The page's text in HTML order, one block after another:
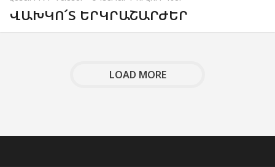
ՎԱԽԿՈ՜Տ ԵՐԿՐԱՇԱՐԺԵՐ
LOAD MORE